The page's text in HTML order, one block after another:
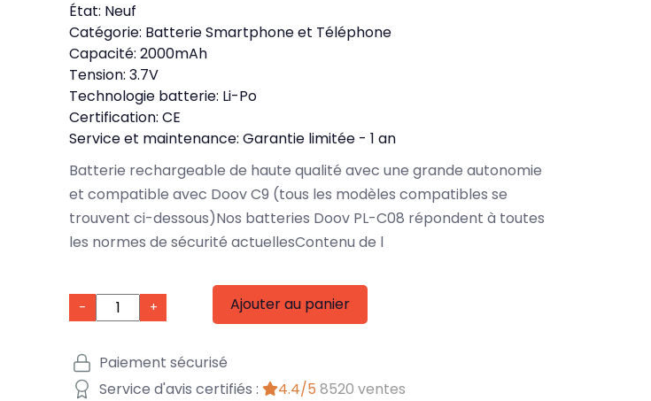
État: Neuf
Catégorie: Batterie Smartphone et Téléphone
Capacité: 2000mAh
Tension: 3.7V
Technologie batterie: Li-Po
Certification: CE
Service et maintenance: Garantie limitée - 1 an
Batterie rechargeable de haute qualité avec une grande autonomie
et compatible avec Doov C9 (tous les modèles compatibles se
trouvent ci-dessous)Nos batteries Doov PL-C08 répondent à toutes
les normes de sécurité actuellesContenu de l
- + Ajouter au panier
Paiement sécurisé
Service d'avis certifiés :
4.4/5 8520 ventes